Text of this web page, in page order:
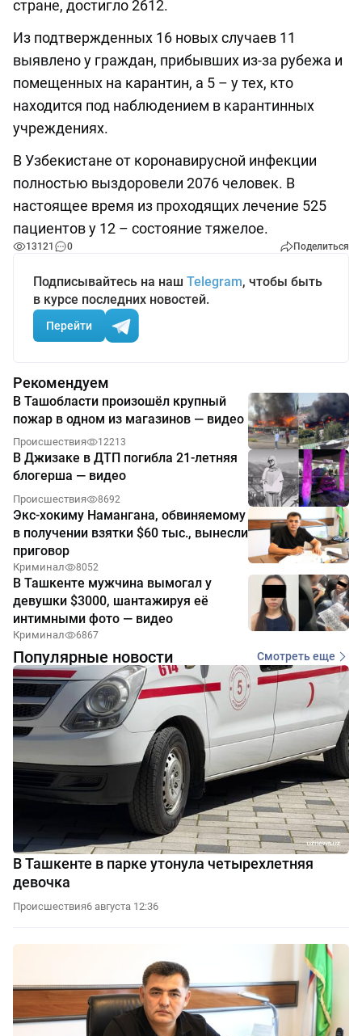
стране, достигло 2612.
​​​​​​Из подтвержденных 16 новых случаев 11
выявлено у граждан, прибывших из-за рубежа и
помещенных на карантин, а 5 – у тех, кто
находится под наблюдением в карантинных
учреждениях.
В Узбекистане от коронавирусной инфекции
полностью выздоровели 2076 человек. В
настоящее время из проходящих лечение 525
пациентов у 12 – состояние тяжелое.
13121 0 Поделиться
Подписывайтесь на наш Telegram, чтобы быть
в курсе последних новостей.
Перейти
Рекомендуем
В Ташобласти произошёл крупный
пожар в одном из магазинов — видео
Происшествия 12213
В Джизаке в ДТП погибла 21-летняя
блогерша — видео
Происшествия 8692
Экс-хокиму Намангана, обвиняемому
в получении взятки $60 тыс., вынесли
приговор
Криминал 8052
В Ташкенте мужчина вымогал у
девушки $3000, шантажируя её
интимными фото — видео
Криминал 6867
Популярные новости Смотреть еще
В Ташкенте в парке утонула четырехлетняя
девочка
Происшествия6 августа 12:36